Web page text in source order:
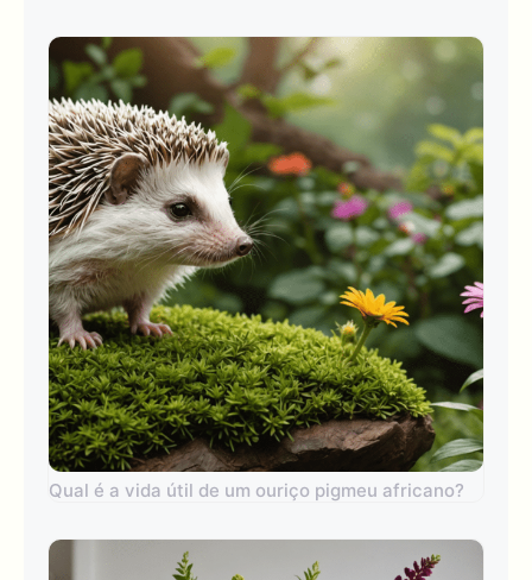
Qual é a vida útil de um ouriço pigmeu africano?